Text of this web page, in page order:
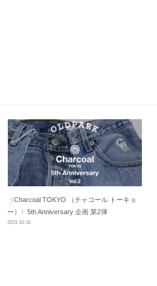
〈Charcoal TOKYO （チャコール トーキョ
ー）〉5th Anniversary 企画 第2弾
2023-10-18